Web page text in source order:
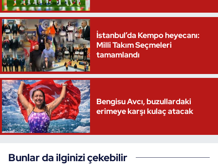
İstanbul’da Kempo heyecanı:
Milli Takım Seçmeleri
tamamlandı
Bengisu Avcı, buzullardaki
erimeye karşı kulaç atacak
Bunlar da ilginizi çekebilir